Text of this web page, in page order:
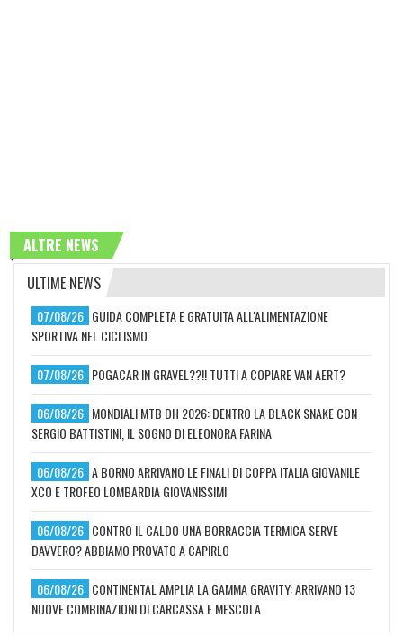
ALTRE NEWS
ULTIME NEWS
07/08/26 GUIDA COMPLETA E GRATUITA ALL'ALIMENTAZIONE
SPORTIVA NEL CICLISMO
07/08/26 POGACAR IN GRAVEL??!! TUTTI A COPIARE VAN AERT?
06/08/26 MONDIALI MTB DH 2026: DENTRO LA BLACK SNAKE CON
SERGIO BATTISTINI, IL SOGNO DI ELEONORA FARINA
06/08/26 A BORNO ARRIVANO LE FINALI DI COPPA ITALIA GIOVANILE
XCO E TROFEO LOMBARDIA GIOVANISSIMI
06/08/26 CONTRO IL CALDO UNA BORRACCIA TERMICA SERVE
DAVVERO? ABBIAMO PROVATO A CAPIRLO
06/08/26 CONTINENTAL AMPLIA LA GAMMA GRAVITY: ARRIVANO 13
NUOVE COMBINAZIONI DI CARCASSA E MESCOLA